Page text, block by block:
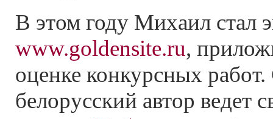
В этом году Михаил стал
www.goldensite.ru,
оценке конкурсных
белорусский автор ведет